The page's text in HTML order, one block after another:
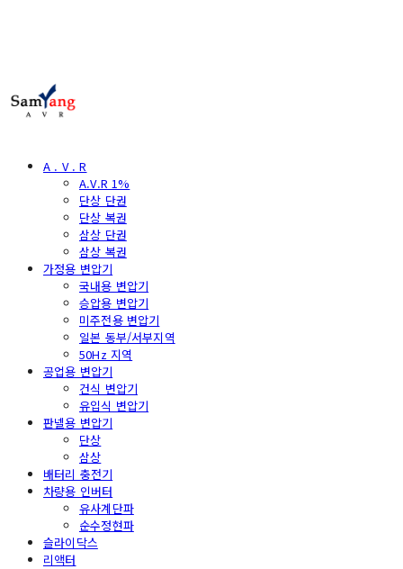
A . V . R
A.V.R 1%
단상 단권
단상 복권
삼상 단권
삼상 복권
가정용 변압기
국내용 변압기
승압용 변압기
미주전용 변압기
일본 동부/서부지역
50Hz 지역
공업용 변압기
건식 변압기
유입식 변압기
판넬용 변압기
단상
삼상
배터리 충전기
차량용 인버터
유사계단파
순수정현파
슬라이닥스
리액터